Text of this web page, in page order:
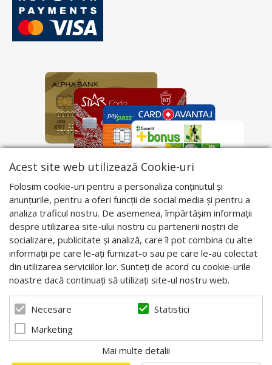
Acest site web utilizează Cookie-uri
Folosim cookie-uri pentru a personaliza conținutul și
anunțurile, pentru a oferi funcții de social media și pentru a
analiza traficul nostru. De asemenea, împărtășim informații
despre utilizarea site-ului nostru cu partenerii noștri de
socializare, publicitate și analiză, care îl pot combina cu alte
informații pe care le-ați furnizat-o sau pe care le-au colectat
din utilizarea serviciilor lor. Sunteți de acord cu cookie-urile
noastre dacă continuați să utilizați site-ul nostru web.
Necesare
Statistici
Marketing
Mai multe detalii
© 2026 Apis Blaj - Utilaje apicole. Powered by